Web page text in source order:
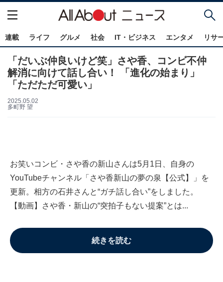
連載 ライフ グルメ 社会 IT・ビジネス エンタメ リサ
「だいぶ仲良いけど笑」さや香、コンビ不仲
解消に向けて話し合い！ 「進化の始まり」
「ただただ可愛い」
2025.05.02
多町野 望
お笑いコンビ・さや香の新山さんは5月1日、自身の
YouTubeチャンネル「さや香新山の夢の泉【公式】」を
更新。相方の石井さんと“ガチ話し合い”をしました。
【動画】さや香・新山の“突拍子もない提案”とは...
続きを読む